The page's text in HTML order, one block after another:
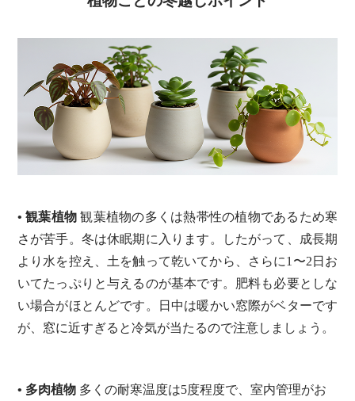
• 観葉植物 観葉植物の多くは熱帯性の植物であるため寒
さが苦手。冬は休眠期に入ります。したがって、成長期
より水を控え、土を触って乾いてから、さらに1〜2日お
いてたっぷりと与えるのが基本です。肥料も必要としな
い場合がほとんどです。日中は暖かい窓際がベターです
が、窓に近すぎると冷気が当たるので注意しましょう。
• 多肉植物多くの耐寒温度は5度程度で、室内管理がお